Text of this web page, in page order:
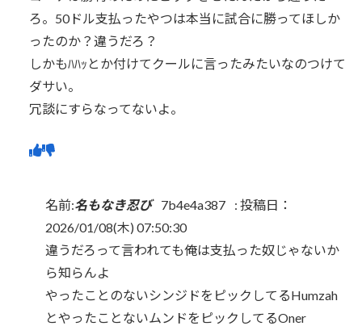
ろ。50ドル支払ったやつは本当に試合に勝ってほしか
ったのか？違うだろ？
しかもﾊﾊｯとか付けてクールに言ったみたいなのつけて
ダサい。
冗談にすらなってないよ。
名前:名もなき忍び 7b4e4a387 : 投稿日：
2026/01/08(木) 07:50:30
違うだろって言われても俺は支払った奴じゃないか
ら知らんよ
やったことのないシンジドをピックしてるHumzah
とやったことないムンドをピックしてるOner